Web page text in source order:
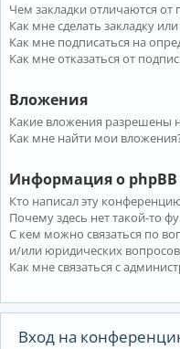
Чем закладки отличаются от
Как мне сделать закладку
Как мне подписаться на
Как мне отказаться от
Вложения
Какие вложения разрешены
Как мне найти мои
Информация о phpBB
Кто написал эту
Почему здесь нет такой-то
С кем можно связаться по
и/или юридических
Как мне связаться с
Вход на